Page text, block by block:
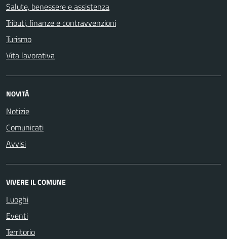
Salute, benessere e assistenza
Tributi, finanze e contravvenzioni
Turismo
Vita lavorativa
NOVITÀ
Notizie
Comunicati
Avvisi
VIVERE IL COMUNE
Luoghi
Eventi
Territorio